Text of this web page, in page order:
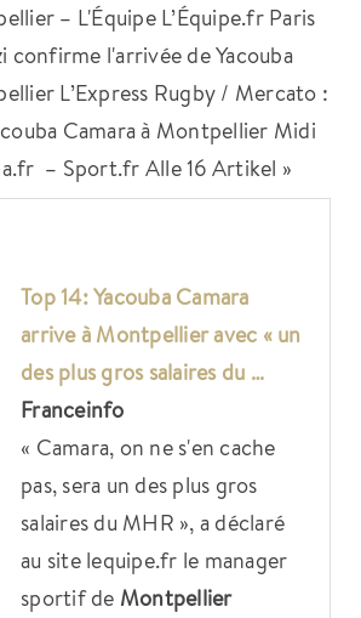
– L'Équipe L’Équipe.fr Paris
confirme l'arrivée de Yacouba
L’Express Rugby / Mercato :
Camara à Montpellier Midi
– Sport.fr Alle 16 Artikel »
Top 14: Yacouba Camara
arrive à Montpellieravec « un
des plus gros salaires du …
Franceinfo
« Camara, on ne s'en cache
pas, sera un des plus gros
salaires du MHR », a déclaré
au site lequipe.fr le manager
sportif de Montpellier